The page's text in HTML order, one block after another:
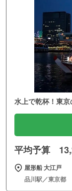
水上で乾杯！東
平均予算
屋形船 大江戸
品川駅／東京都